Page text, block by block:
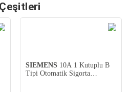
SIEMENS 10A 1 Kutuplu B
Tipi Otomatik Sigorta